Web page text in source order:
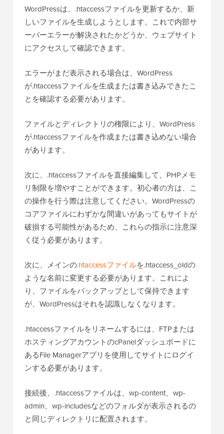
WordPressは、.htaccessファイルを更新するか、新
しいファイルを生成しようとします。これで内部サ
ーバーエラーが解決されたかどうか、ウェブサイト
にアクセスして確認できます。
エラーがまだ表示される場合は、WordPress
が.htaccessファイルを生成または書き込みできたこ
とを確認する必要があります。
ファイルとディレクトリの権限により、WordPress
が.htaccessファイルを作成または書き込めない場合
があります。
次に、.htaccessファイルを直接編集して、PHPメモ
リ制限を増やすことができます。初心者の方は、こ
の操作を行う際は注意してください。WordPressの
コアファイルにわずかな間違いがあってもサイトが
破損する可能性があるため、これらの指示に注意深
く従う必要があります。
次に、メインの.htaccessファイルを.htaccess_oldの
ような名前に変更する必要があります。これによ
り、ファイルをバックアップとして保持できます
が、WordPressはそれを認識しなくなります。
.htaccessファイルをリネームするには、FTPまたは
ホスティングアカウントのcPanelダッシュボードに
あるFile Managerアプリを使用してサイトにログイ
ンする必要があります。
接続後、.htaccessファイルは、wp-content、wp-
admin、wp-includesなどのフォルダが表示されるの
と同じディレクトリに配置されます。